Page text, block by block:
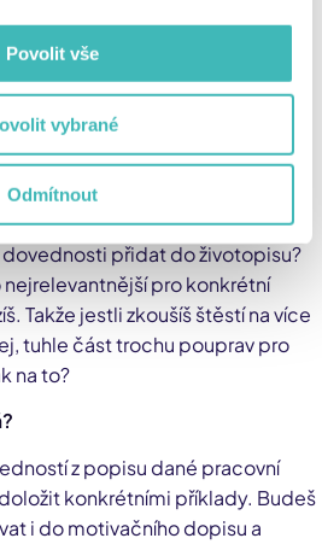
Povolit vše
vybrané
Odmítnout
studium pro tebe bylo víc než
přednášky, plnění domácích
budeš rázem v očích
přidat do životopisu?
pro konkrétní
Takže jestli zkoušíš štěstí na více
tuhle část trochu pouprav pro
na to?
z popisu dané pracovní
konkrétními příklady. Budeš
i do motivačního dopisu a